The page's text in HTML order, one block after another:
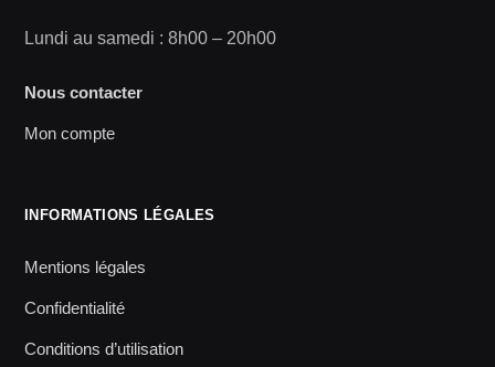
Lundi au samedi : 8h00 – 20h00
Nous contacter
Mon compte
INFORMATIONS LÉGALES
Mentions légales
Confidentialité
Conditions d’utilisation